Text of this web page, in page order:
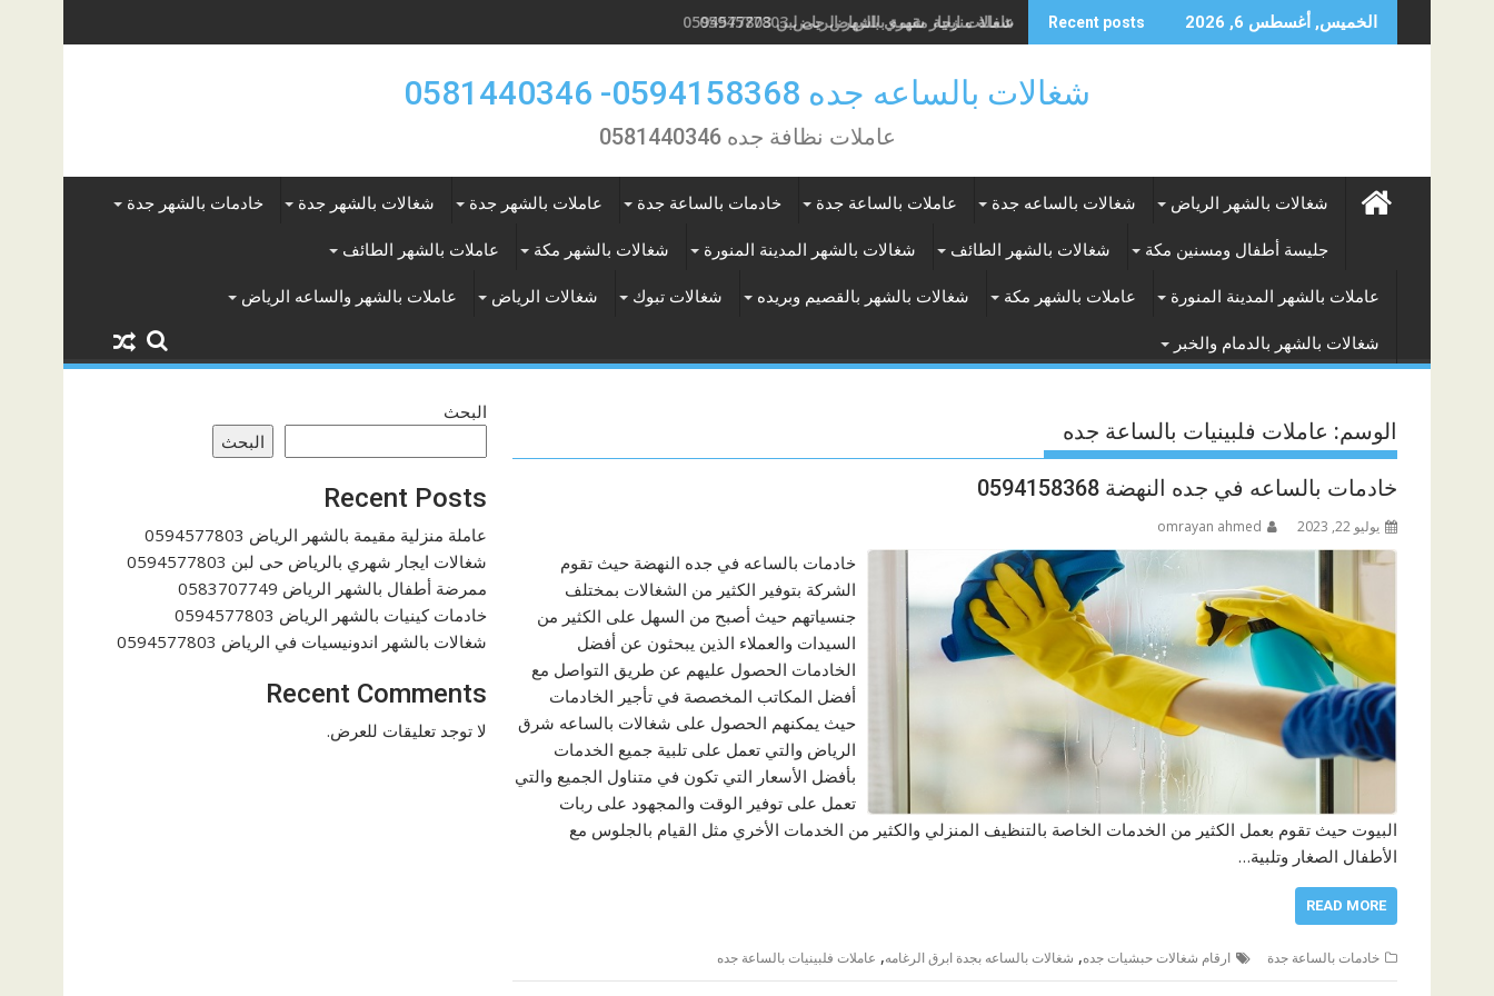
to
الخميس, أغسطس 6, 2026 Recent posts شغالات ايجار شهري بالرياض حى لبن 0594577803
شغالات بالساعه جده 0594158368- 0581440346
عاملات نظافة جده 0581440346
شغالات بالشهر الرياض شغالات بالساعه جدة عاملات بالساعة جدة خادمات بالساعة جدة عاملات بالشهر جدة شغالات بالشهر جدة خادمات بالشهر جدة
جليسة أطفال ومسنين مكة شغالات بالشهر الطائف شغالات بالشهر المدينة المنورة شغالات بالشهر مكة عاملات بالشهر الطائف
عاملات بالشهر المدينة المنورة عاملات بالشهر مكة شغالات بالشهر بالقصيم وبريده شغالات تبوك شغالات الرياض عاملات بالشهر والساعه الرياض
شغالات بالشهر بالدمام والخبر
الوسم: عاملات فلبينيات بالساعة جده
خادمات بالساعه في جده النهضة 0594158368
يوليو 22, 2023 omrayan ahmed
خادمات بالساعه في جده النهضة حيث تقوم
الشركة بتوفير الكثير من الشغالات بمختلف
جنسياتهم حيث أصبح من السهل على الكثير من
السيدات والعملاء الذين يبحثون عن أفضل
الخادمات الحصول عليهم عن طريق التواصل مع
أفضل المكاتب المخصصة في تأجير الخادمات
حيث يمكنهم الحصول على شغالات بالساعه شرق
الرياض والتي تعمل على تلبية جميع الخدمات
بأفضل الأسعار التي تكون في متناول الجميع والتي
تعمل على توفير الوقت والمجهود على ربات
البيوت حيث تقوم بعمل الكثير من الخدمات الخاصة بالتنظيف المنزلي والكثير من الخدمات الأخري مثل القيام بالجلوس مع
الأطفال الصغار وتلبية…
READ MORE
خادمات بالساعة جدة ارقام شغالات حبشيات جده, شغالات بالساعه بجدة ابرق الرغامه, عاملات فلبينيات بالساعة جده
البحث
البحث
Recent Posts
عاملة منزلية مقيمة بالشهر الرياض 0594577803
شغالات ايجار شهري بالرياض حى لبن 0594577803
ممرضة أطفال بالشهر الرياض 0583707749
خادمات كينيات بالشهر الرياض 0594577803
شغالات بالشهر اندونيسيات في الرياض 0594577803
Recent Comments
لا توجد تعليقات للعرض.